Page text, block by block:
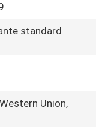
standard
Union,